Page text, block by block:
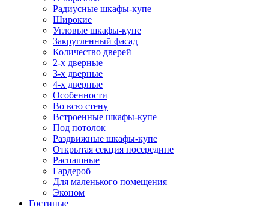
Радиусные шкафы-купе
Широкие
Угловые шкафы-купе
Закругленный фасад
Количество дверей
2-х дверные
3-х дверные
4-х дверные
Особенности
Во всю стену
Встроенные шкафы-купе
Под потолок
Раздвижные шкафы-купе
Открытая секция посередине
Распашные
Гардероб
Для маленького помещения
Эконом
Гостиные